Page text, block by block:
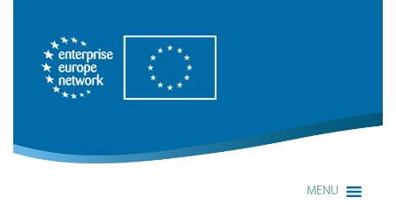
Enterprise Europe Network
MENU